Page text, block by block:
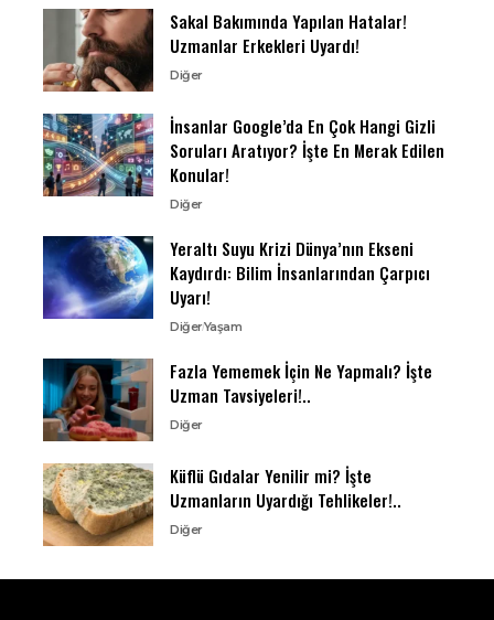
Sakal Bakımında Yapılan Hatalar!
Uzmanlar Erkekleri Uyardı!
Diğer
İnsanlar Google’da En Çok Hangi Gizli
Soruları Aratıyor? İşte En Merak Edilen
Konular!
Diğer
Yeraltı Suyu Krizi Dünya’nın Ekseni
Kaydırdı: Bilim İnsanlarından Çarpıcı
Uyarı!
DiğerYaşam
Fazla Yememek İçin Ne Yapmalı? İşte
Uzman Tavsiyeleri!..
Diğer
Küflü Gıdalar Yenilir mi? İşte
Uzmanların Uyardığı Tehlikeler!..
Diğer